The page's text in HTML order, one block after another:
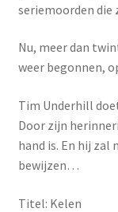
seriemoorden die
Nu, meer dan
weer begonnen,
Tim Underhill
Door zijn
hand is. En hij
bewijzen…
Titel: Kelen